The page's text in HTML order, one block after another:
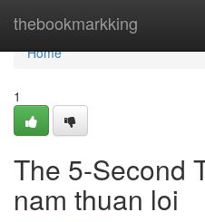
thebookmarkking
Home
Home
1
The 5-Second
nam thuan loi